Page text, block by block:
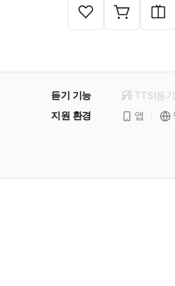
듣기 기능 TTS(듣
지원 환경 앱